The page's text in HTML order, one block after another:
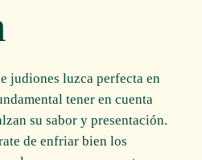
judiones luzca perfecta en
tener en cuenta
su sabor y presentación.
de enfriar bien los